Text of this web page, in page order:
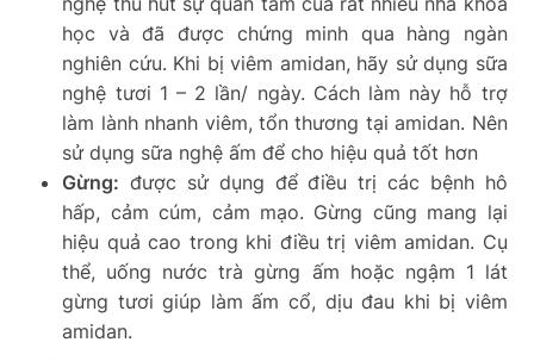
học và đã được chứng minh qua hàng ngàn
nghiên cứu. Khi bị viêm amidan, hãy sử dụng sữa
nghệ tươi 1 – 2 lần/ ngày. Cách làm này hỗ trợ
làm lành nhanh viêm, tổn thương tại amidan. Nên
sử dụng sữa nghệ ấm để cho hiệu quả tốt hơn
Gừng: được sử dụng để điều trị các bệnh hô
hấp, cảm cúm, cảm mạo. Gừng cũng mang lại
hiệu quả cao trong khi điều trị viêm amidan. Cụ
thể, uống nước trà gừng ấm hoặc ngậm 1 lát
gừng tươi giúp làm ấm cổ, dịu đau khi bị viêm
amidan.